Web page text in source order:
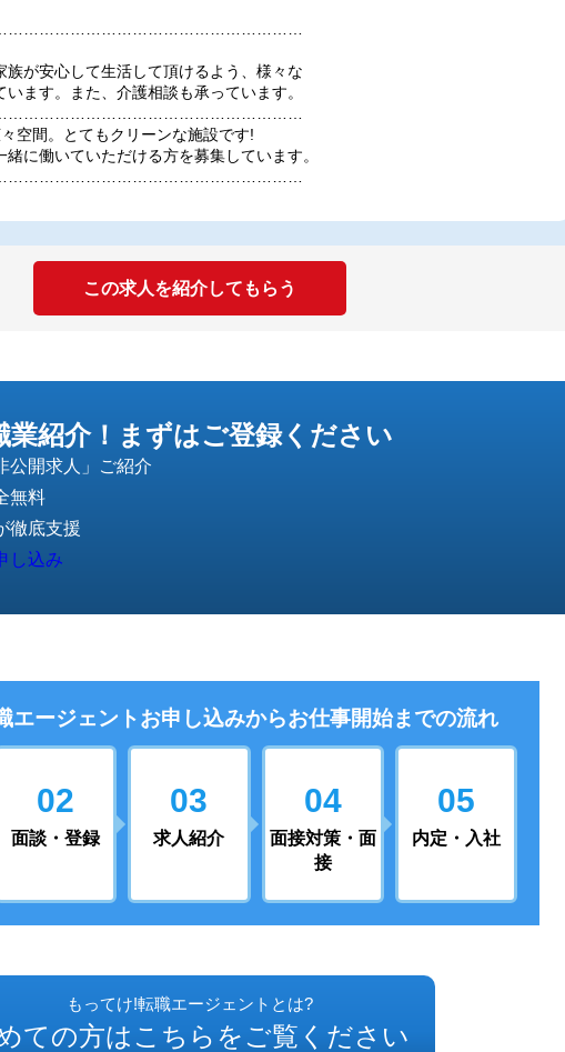
族が安心して生活して頂けるよう、様々な
ます。また、介護相談も承っています。
空間。とてもクリーンな施設です!
に働いていただける方を募集しています。
この求人を紹介してもらう
紹介！ まずはご登録ください
公開求人」ご紹介
無料
徹底支援
し込み
エージェントお申し込みからお仕事開始までの流れ
02
面談・登録
03
求人紹介
04
面接対策・面
接
05
内定・入社
もってけ!転職エージェントとは?
ての方はこちらをご覧ください